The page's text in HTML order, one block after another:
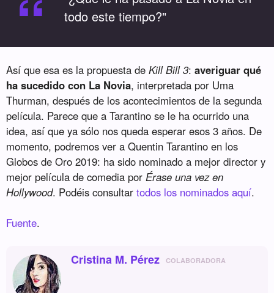
“
todo este tiempo?"
Así que esa es la propuesta deKill Bill 3:averiguar qué
ha sucedido con La Novia, interpretada por Uma
Thurman, después de los acontecimientos de la segunda
película. Parece que a Tarantino se le ha ocurrido una
idea, así que ya sólo nos queda esperar esos 3 años. De
momento, podremos ver a Quentin Tarantino en los
Globos de Oro 2019: ha sido nominado a mejor director y
mejor película de comedia porÉrase una vez en
Hollywood. Podéis consultartodos los nominados aquí.
Fuente.
Cristina M. Pérez COLABORADORA